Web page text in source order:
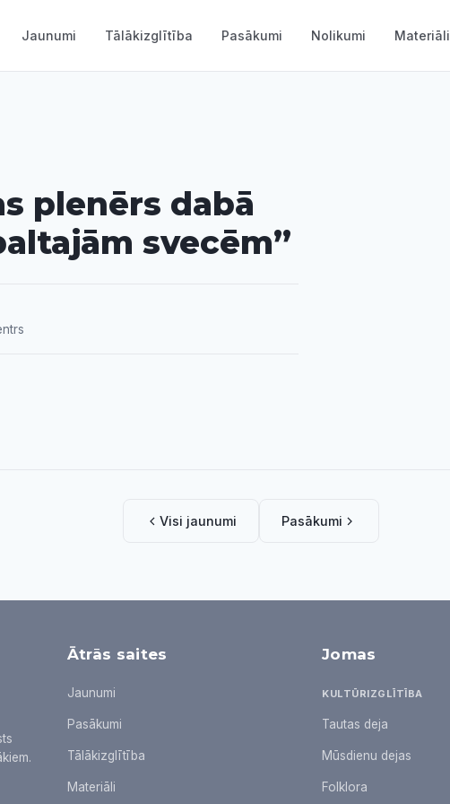
Jaunumi Tālākizglītība Pasākumi Nolikumi Materiāli
plenērs dabā
svecēm”
Visi jaunumi Pasākumi
Ātrās saites
Jaunumi
Pasākumi
Tālākizglītība
Materiāli
Jomas
KULTŪRIZGLĪTĪBA
Tautas deja
Mūsdienu dejas
Folklora